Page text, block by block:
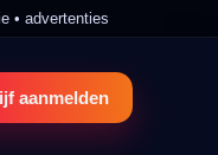
• advertenties
aanmelden